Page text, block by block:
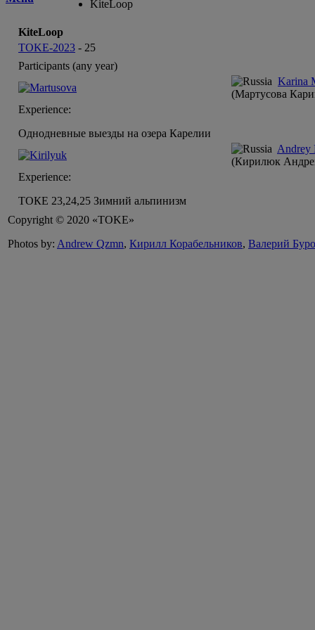
KiteLoop
KiteLoop
TOKE-2023 - 25
Participants (any year)
Karina
(Мартусова
Experience:
Однодневные выезды на озера Карелии
(Кирилюк
Experience:
ТОКЕ 23,24,25 Зимний альпинизм
Copyright © 2020 «TOKE»
Photos by: Andrew Qzmn, Кирилл Корабельников, Валерий